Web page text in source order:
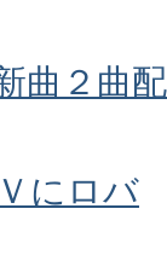
曲２曲配
にロバ